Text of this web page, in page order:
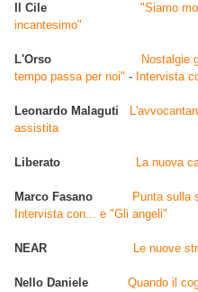
Il Cile
"Siamo
incantesimo"
L'Orso
Nostalgie
tempo passa per noi" - Intervista
Leonardo Malaguti
assistita
Liberato La nuova
Marco Fasano Punta sulla
Intervista con... e "Gli angeli"
NEAR Le nuove
Nello Daniele
Quando il